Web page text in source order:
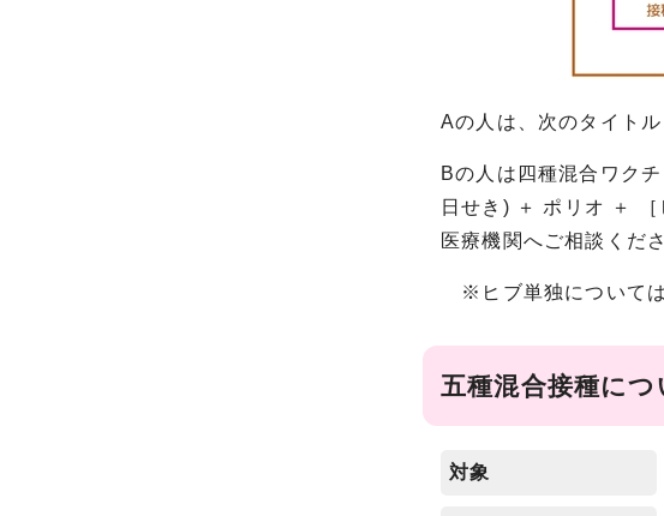
Aの人は、次のタイト
Bの人は四種混合ワク
日せき) ＋ ポリオ ＋
医療機関へご相談くださ
※ヒブ単独については
五種混合接種につ
対象